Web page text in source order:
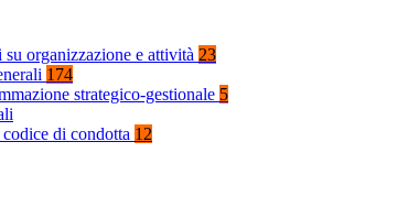
organizzazione e attività 23
174
strategico-gestionale 5
di condotta 12